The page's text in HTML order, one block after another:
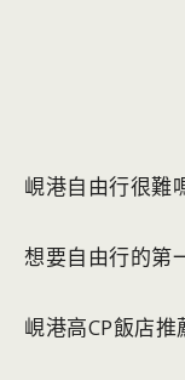
峴港自由行很難
想要自由行的第
峴港高CP飯店